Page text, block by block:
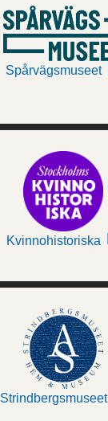
Spårvägsmuseet
Kvinnohistoriska
Strindbergsmuseet